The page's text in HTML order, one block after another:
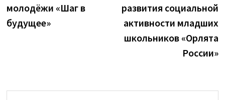
молодёжи «Шаг в
будущее»
развития социальной
активности младших
школьников «Орлята
России»